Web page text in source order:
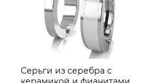
Серьги из серебра с